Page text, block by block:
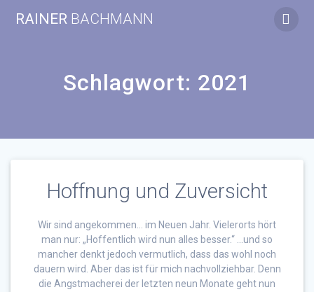
RAINER BACHMANN
Schlagwort: 2021
Hoffnung und Zuversicht
Wir sind angekommen… im Neuen Jahr. Vielerorts hört
man nur: „Hoffentlich wird nun alles besser.“ …und so
mancher denkt jedoch vermutlich, dass das wohl noch
dauern wird. Aber das ist für mich nachvollziehbar. Denn
die Angstmacherei der letzten neun Monate geht nun